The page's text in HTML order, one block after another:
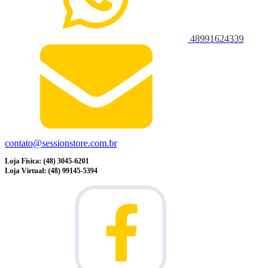
48991624339
contato@sessionstore.com.br
Loja Física: (48) 3045-6201
Loja Virtual: (48) 99145-5394